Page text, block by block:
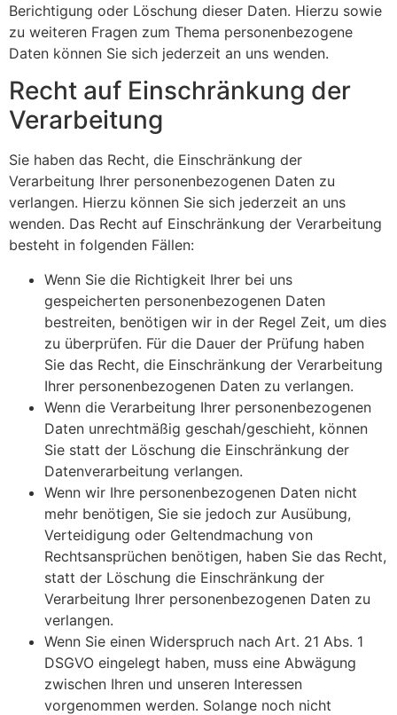
Berichtigung oder Löschung dieser Daten. Hierzu sowie
zu weiteren Fragen zum Thema personenbezogene
Daten können Sie sich jederzeit an uns wenden.
Recht auf Einschränkung der
Verarbeitung
Sie haben das Recht, die Einschränkung der
Verarbeitung Ihrer personenbezogenen Daten zu
verlangen. Hierzu können Sie sich jederzeit an uns
wenden. Das Recht auf Einschränkung der Verarbeitung
besteht in folgenden Fällen:
Wenn Sie die Richtigkeit Ihrer bei uns
gespeicherten personenbezogenen Daten
bestreiten, benötigen wir in der Regel Zeit, um dies
zu überprüfen. Für die Dauer der Prüfung haben
Sie das Recht, die Einschränkung der Verarbeitung
Ihrer personenbezogenen Daten zu verlangen.
Wenn die Verarbeitung Ihrer personenbezogenen
Daten unrechtmäßig geschah/geschieht, können
Sie statt der Löschung die Einschränkung der
Datenverarbeitung verlangen.
Wenn wir Ihre personenbezogenen Daten nicht
mehr benötigen, Sie sie jedoch zur Ausübung,
Verteidigung oder Geltendmachung von
Rechtsansprüchen benötigen, haben Sie das Recht,
statt der Löschung die Einschränkung der
Verarbeitung Ihrer personenbezogenen Daten zu
verlangen.
Wenn Sie einen Widerspruch nach Art. 21 Abs. 1
DSGVO eingelegt haben, muss eine Abwägung
zwischen Ihren und unseren Interessen
vorgenommen werden. Solange noch nicht